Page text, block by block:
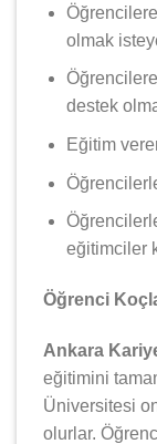
olmak
destek
Eğitim
eğitimciler
Öğrenci
Ankara
eğitimini
Üniversitesi
olurlar.